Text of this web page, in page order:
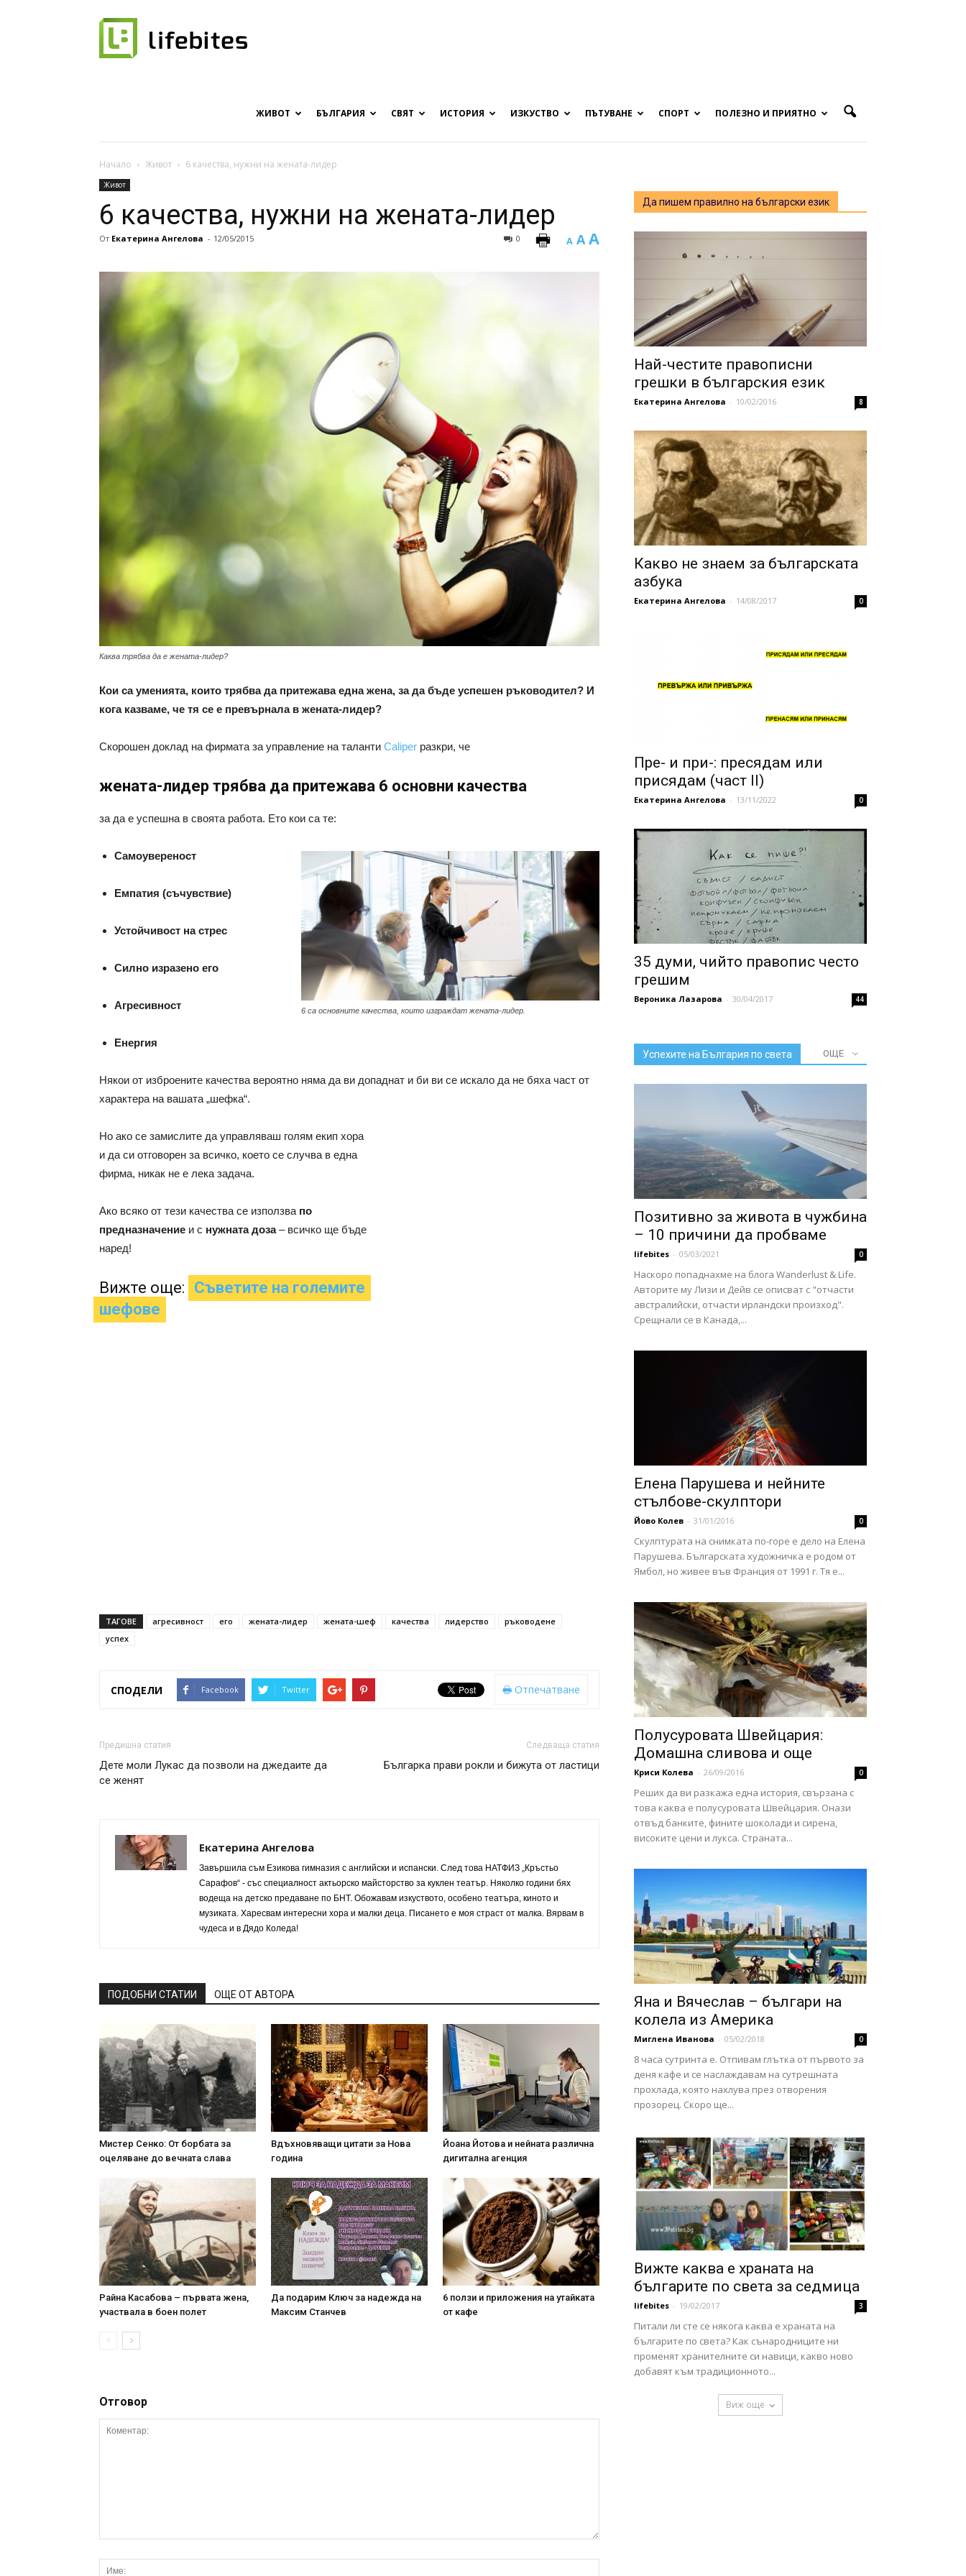
списание
вкус
ЖИВОТ БЪЛГАРИЯ СВЯТ ИСТОРИЯ ИЗКУСТВО ПЪТУВАНЕ СПОРТ ПОЛЕЗНО И ПРИЯТНО
Начало Живот 6 качества, нужни на жената-лидер
Живот
6 качества, нужни на жената-лидер
От Екатерина Ангелова - 12/05/2015 A A A
0
Каква трябва да е жената-лидер?
Кои са уменията, които трябва да притежава една жена, за да бъде успешен ръководител? И
кога казваме, че тя се е превърнала в жената-лидер?
Скорошен доклад на фирмата за управление на таланти Caliper разкри, че
жената-лидер трябва да притежава 6 основни качества
за да е успешна в своята работа. Ето кои са те:
Самоувереност
6 са основните качества, които изграждат жената-лидер.
Емпатия (съчувствие)
Устойчивост на стрес
Силно изразено его
Агресивност
Енергия
Някои от изброените качества вероятно няма да ви допаднат и би ви се искало да не бяха част от
характера на вашата „шефка“.
Но ако се замислите да управляваш голям екип хора
и да си отговорен за всичко, което се случва в една
фирма, никак не е лека задача.
Ако всяко от тези качества се използва по
предназначение и с нужната доза– всичко ще бъде
наред!
Вижте още: Съветите на големите
шефове
ТАГОВЕ агресивност его жената-лидер жената-шеф качества лидерство
ръководене
успех
СПОДЕЛИ Facebook Twitter Отпечатване
Предишна статия
Дете моли Лукас да позволи на джедаите да
се женят
Следваща статия
Българка прави рокли и бижута от ластици
Екатерина Ангелова
Завършила съм Езикова гимназия с английски и испански. След това НАТФИЗ „Кръстьо
Сарафов“ - със специалност актьорско майсторство за куклен театър. Няколко години бях
водеща на детско предаване по БНТ. Обожавам изкуството, особено театъра, киното и
музиката. Харесвам интересни хора и малки деца. Писането е моя страст от малка. Вярвам в
чудеса и в Дядо Коледа!
ПОДОБНИ СТАТИИ ОЩЕ ОТ АВТОРА
Мистер Сенко: От борбата за
оцеляване до вечната слава
Вдъхновяващи цитати за Нова
година
Йоана Йотова и нейната различна
дигитална агенция
Райна Касабова – първата жена,
участвала в боен полет
Да подарим Ключ за надежда на
Максим Станчев
6 ползи и приложения на утайката
от кафе
Отговор
Да пишем правилно на български език
Най-честите правописни
грешки в българския език
Екатерина Ангелова - 10/02/2016 8
Какво не знаем за българската
азбука
Екатерина Ангелова - 14/08/2017 0
Пре- и при-: пресядам или
присядам (част II)
Екатерина Ангелова - 13/11/2022 0
35 думи, чийто правопис често
грешим
Вероника Лазарова - 30/04/2017 44
Успехите на България по света ОЩЕ
Позитивно за живота в чужбина
– 10 причини да пробваме
lifebites - 05/03/2021 0
Наскоро попаднахме на блога Wanderlust & Life.
Авторите му Лизи и Дейв се описват с "отчасти
австралийски, отчасти ирландски произход".
Срещнали се в Канада,...
Елена Парушева и нейните
стълбове-скулптори
Йово Колев - 31/01/2016 0
Скулптурата на снимката по-горе е дело на Елена
Парушева. Българската художничка е родом от
Ямбол, но живее във Франция от 1991 г. Тя е...
Полусуровата Швейцария:
Домашна сливова и още
Криси Колева - 26/09/2016 0
Реших да ви разкажа една история, свързана с
това каква е полусуровата Швейцария. Онази
отвъд банките, фините шоколади и сирена,
високите цени и лукса. Страната...
Яна и Вячеслав – българи на
колела из Америка
Миглена Иванова - 05/02/2018 0
8 часа сутринта е. Отпивам глътка от първото за
деня кафе и се наслаждавам на сутрешната
прохлада, която нахлува през отворения
прозорец. Скоро ще...
Вижте каква е храната на
българите по света за седмица
lifebites - 19/02/2017 3
Питали ли сте се някога каква е храната на
българите по света? Как сънародниците ни
променят хранителните си навици, какво ново
добавят към традиционното...
Виж още